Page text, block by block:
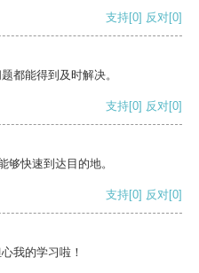
支持[0] 反对[0]
都能得到及时解决。
支持[0] 反对[0]
够快速到达目的地。
支持[0] 反对[0]
我的学习啦！